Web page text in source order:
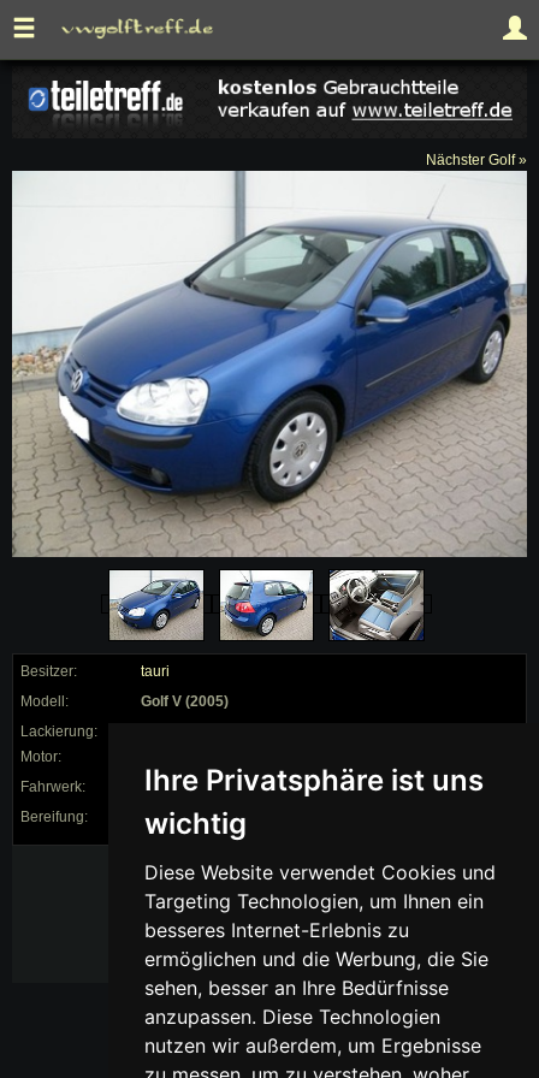
Ihre Privatsphäre ist uns
wichtig
Diese Website verwendet Cookies und
Targeting Technologien, um Ihnen ein
besseres Internet-Erlebnis zu
ermöglichen und die Werbung, die Sie
sehen, besser an Ihre Bedürfnisse
anzupassen. Diese Technologien
nutzen wir außerdem, um Ergebnisse
Nächster Golf »
Besitzer:
tauri
Modell:
Golf V (2005)
Lackierung:
Motor:
Fahrwerk:
0/0 ()
Bereifung:
225/ auf 18"
Radio/CD:
Audiosystem RCD
300,
Climatronic,
Colorverglasung,